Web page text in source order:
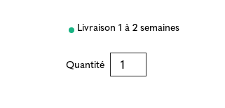
Livraison 1 à 2 semaines
Quantité